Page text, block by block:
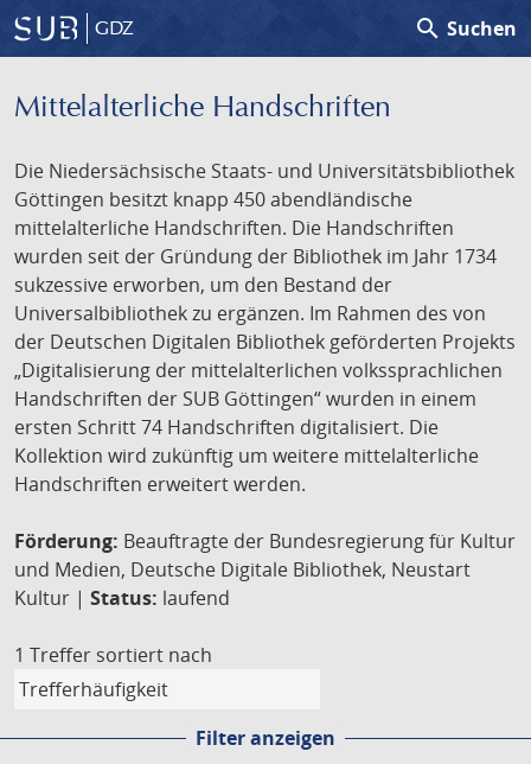
GDZ search Suchen
Mittelalterliche Handschriften
Die Niedersächsische Staats- und Universitätsbibliothek
Göttingen besitzt knapp 450 abendländische
mittelalterliche Handschriften. Die Handschriften
wurden seit der Gründung der Bibliothek im Jahr 1734
sukzessive erworben, um den Bestand der
Universalbibliothek zu ergänzen. Im Rahmen des von
der Deutschen Digitalen Bibliothek geförderten Projekts
„Digitalisierung der mittelalterlichen volkssprachlichen
Handschriften der SUB Göttingen“ wurden in einem
ersten Schritt 74 Handschriften digitalisiert. Die
Kollektion wird zukünftig um weitere mittelalterliche
Handschriften erweitert werden.
Förderung: Beauftragte der Bundesregierung für Kultur
und Medien, Deutsche Digitale Bibliothek, Neustart
Kultur | Status: laufend
1 Treffer sortiert nach
Filter anzeigen